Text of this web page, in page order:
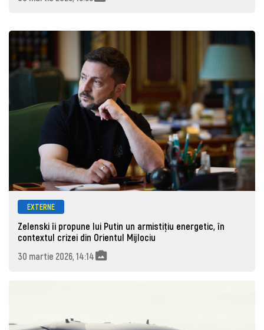
EXTERNE
Zelenski îi propune lui Putin un armistițiu energetic, în
contextul crizei din Orientul Mijlociu
30 martie 2026, 14:14